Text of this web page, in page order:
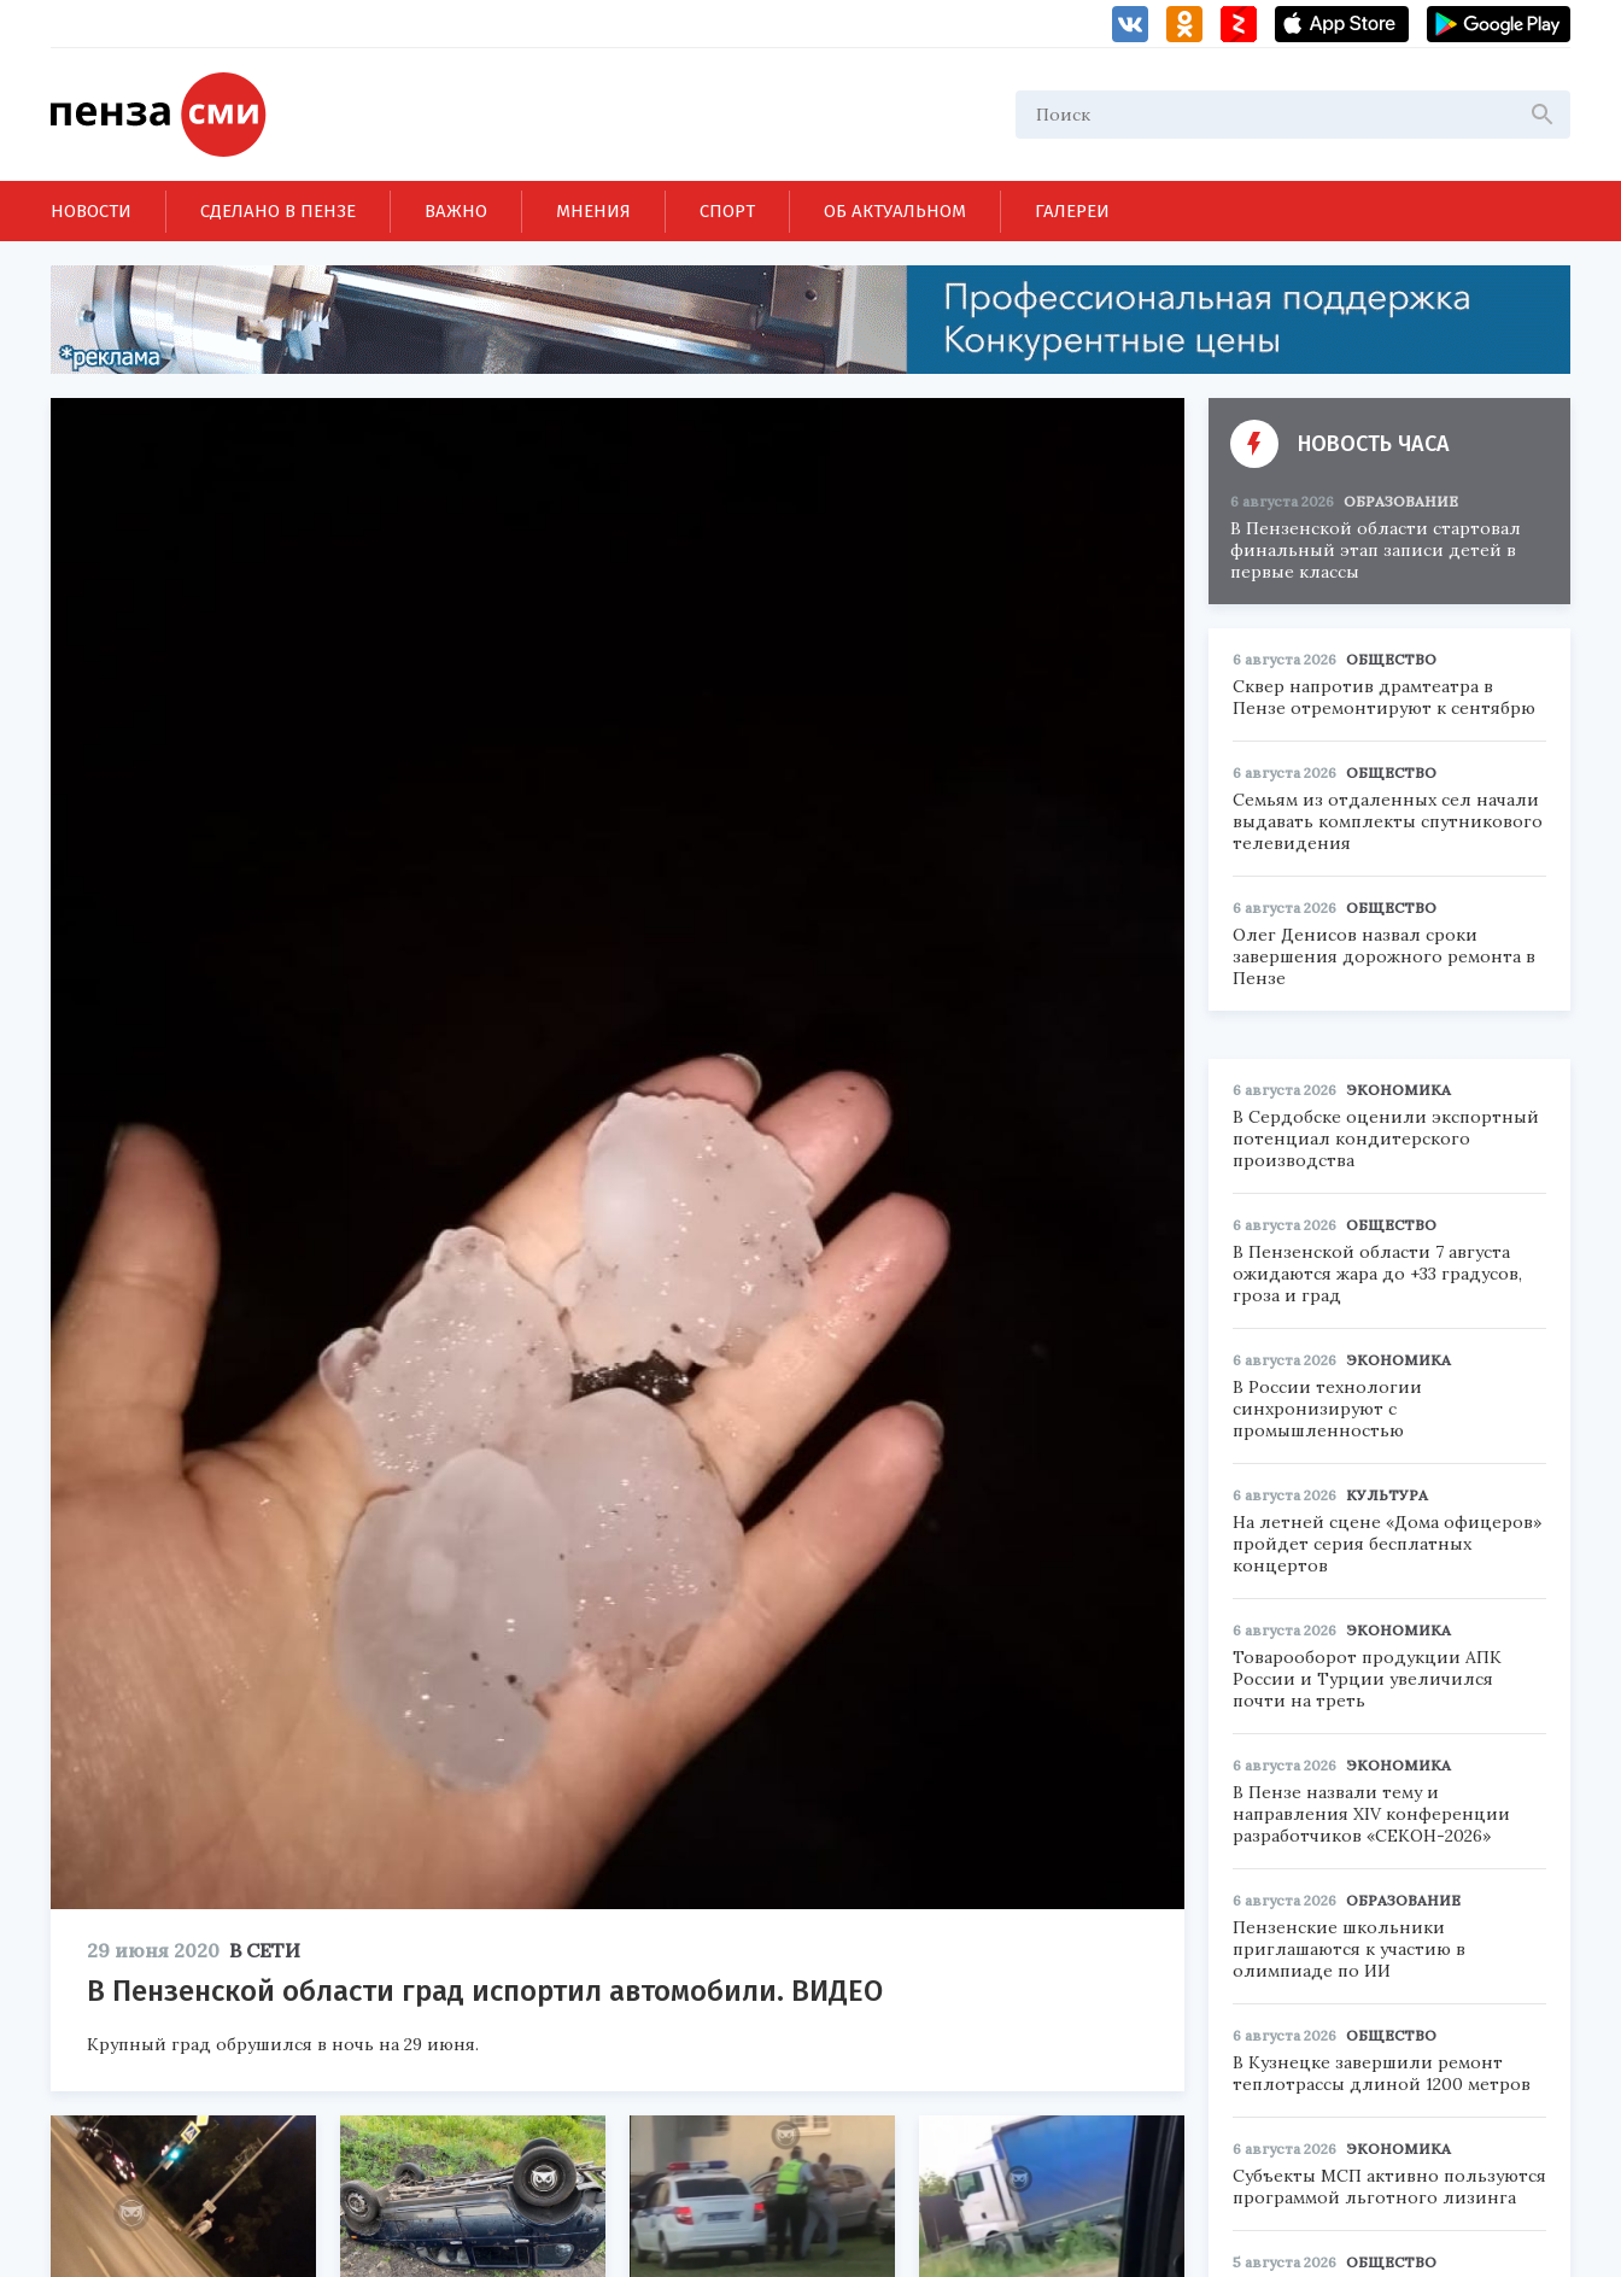
НОВОСТИ СДЕЛАНО В ПЕНЗЕ ВАЖНО МНЕНИЯ СПОРТ ОБ АКТУАЛЬНОМ ГАЛЕРЕИ
29 июня 2020 В СЕТИ
В Пензенской области град испортил автомобили. ВИДЕО
Крупный град обрушился в ночь на 29 июня.
НОВОСТЬ ЧАСА
6 августа 2026 ОБРАЗОВАНИЕ
В Пензенской области стартовал
финальный этап записи детей в
первые классы
6 августа 2026 ОБЩЕСТВО
Сквер напротив драмтеатра в
Пензе отремонтируют к сентябрю
6 августа 2026 ОБЩЕСТВО
Семьям из отдаленных сел начали
выдавать комплекты спутникового
телевидения
6 августа 2026 ОБЩЕСТВО
Олег Денисов назвал сроки
завершения дорожного ремонта в
Пензе
6 августа 2026 ЭКОНОМИКА
В Сердобске оценили экспортный
потенциал кондитерского
производства
6 августа 2026 ОБЩЕСТВО
В Пензенской области 7 августа
ожидаются жара до +33 градусов,
гроза и град
6 августа 2026 ЭКОНОМИКА
В России технологии
синхронизируют с
промышленностью
6 августа 2026 КУЛЬТУРА
На летней сцене «Дома офицеров»
пройдет серия бесплатных
концертов
6 августа 2026 ЭКОНОМИКА
Товарооборот продукции АПК
России и Турции увеличился
почти на треть
6 августа 2026 ЭКОНОМИКА
В Пензе назвали тему и
направления XIV конференции
разработчиков «СЕКОН-2026»
6 августа 2026 ОБРАЗОВАНИЕ
Пензенские школьники
приглашаются к участию в
олимпиаде по ИИ
6 августа 2026 ОБЩЕСТВО
В Кузнецке завершили ремонт
теплотрассы длиной 1200 метров
6 августа 2026 ЭКОНОМИКА
Субъекты МСП активно пользуются
программой льготного лизинга
5 августа 2026 ОБЩЕСТВО